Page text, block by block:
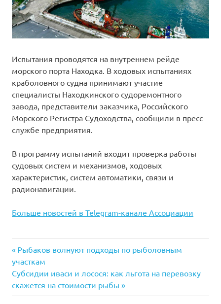
Испытания проводятся на внутреннем рейде
морского порта Находка. В ходовых испытаниях
краболовного судна принимают участие
специалисты Находкинского судоремонтного
завода, представители заказчика, Российского
Морского Регистра Судоходства, сообщили в пресс-
службе предприятия.
В программу испытаний входит проверка работы
судовых систем и механизмов, ходовых
характеристик, систем автоматики, связи и
радионавигации.
Больше новостей в Telegram-канале Ассоциации
Навигация
по
записям
Previous
Post:
Рыбаков волнуют подходы по рыболовным
участкам
Next
Post:
Субсидии иваси и лосося: как льгота на перевозку
скажется на стоимости рыбы